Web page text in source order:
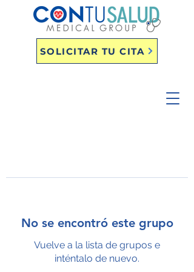
SOLICITAR TU CITA
No se encontró este grupo
Vuelve a la lista de grupos e
inténtalo de nuevo.